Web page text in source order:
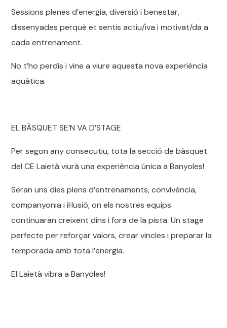
Sessions plenes d’energia, diversió i benestar,
dissenyades perquè et sentis actiu/iva i motivat/da a
cada entrenament.
No t’ho perdis i vine a viure aquesta nova experiència
aquàtica.
EL BÀSQUET SE’N VA D’STAGE
Per segon any consecutiu, tota la secció de bàsquet
del CE Laietà viurà una experiència única a Banyoles!
Seran uns dies plens d’entrenaments, convivència,
companyonia i il·lusió, on els nostres equips
continuaran creixent dins i fora de la pista. Un stage
perfecte per reforçar valors, crear vincles i preparar la
temporada amb tota l’energia.
El Laietà vibra a Banyoles!